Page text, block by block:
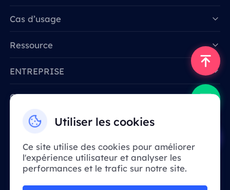
Utiliser les cookies
Ce site utilise des cookies pour améliorer
l'expérience utilisateur et analyser les
performances et le trafic sur notre site.
Cas d’usage
Ressource
ENTREPRISE
Contactez-nous
Email: support@smartproxy.org
Français